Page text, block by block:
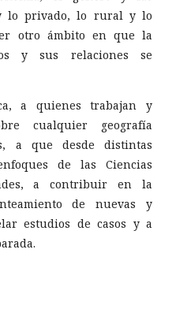
lo privado, lo rural y lo
otro ámbito en que la
y sus relaciones se
a quienes trabajan y
cualquier geografía
a que desde distintas
de las Ciencias
a contribuir en la
de nuevas y
estudios de casos y a